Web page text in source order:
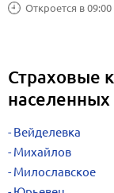
Откроется в 09:00
Страховые
населенных
Вейделевка
Михайлов
Милославское